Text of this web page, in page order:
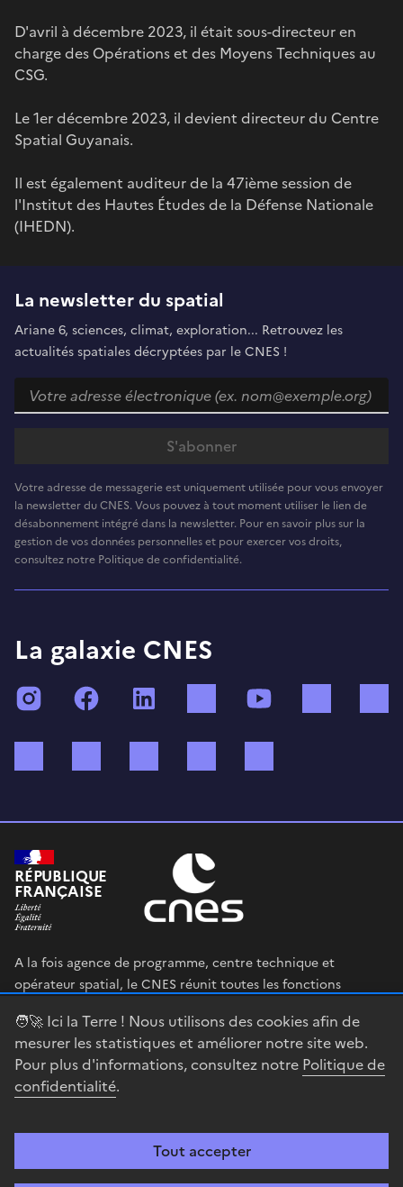
🧑‍🚀 Ici la Terre ! Nous utilisons des cookies afin de
mesurer les statistiques et améliorer notre site web.
Pour plus d'informations, consultez notre Politique de
confidentialité.
Tout accepter
D'avril à décembre 2023, il était sous-directeur en
charge des Opérations et des Moyens Techniques au
CSG.
Le 1er décembre 2023, il devient directeur du Centre
Spatial Guyanais.
Il est également auditeur de la 47ième session de
l'Institut des Hautes Études de la Défense Nationale
(IHEDN).
La newsletter du spatial
Ariane 6, sciences, climat, exploration... Retrouvez les
actualités spatiales décryptées par le CNES !
Votre adresse de messagerie est uniquement utilisée pour vous envoyer
la newsletter du CNES. Vous pouvez à tout moment utiliser le lien de
désabonnement intégré dans la newsletter. Pour en savoir plus sur la
gestion de vos données personnelles et pour exercer vos droits,
consultez notre Politique de confidentialité.
La galaxie CNES
InstagramFacebook TikTok
RÉPUBLIQUE
FRANÇAISE
A la fois agence de programme, centre technique et
opérateur spatial, le CNES réunit toutes les fonctions
en œuvre sa stratégie spatiale.
legifrance.gouv.fr
gouvernement.fr
Accessibilité : partiellement conforme Mentions légales